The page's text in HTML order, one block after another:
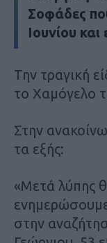
Σοφάδες
Ιουνίου
Την τραγική
το Χαμόγελο
Στην
τα εξής:
«Μετά λύπης
στην